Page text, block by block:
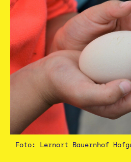
Foto: Lernort Bauernhof